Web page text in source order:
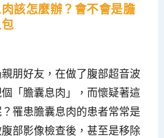
該怎麼辦？會不會是膽
朋好友，在做了腹部超音波
「膽囊息肉」，而懷疑著這
罹患膽囊息肉的患者常常是
部影像檢查後，甚至是移除